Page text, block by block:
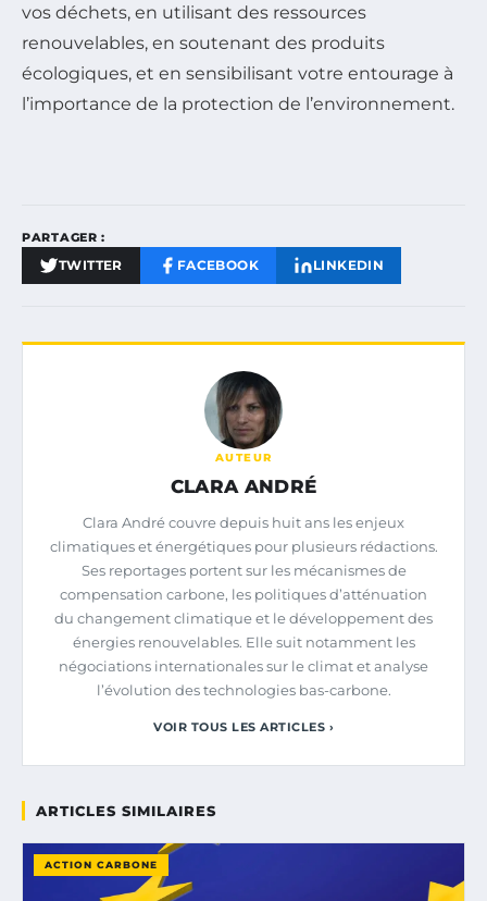
vos déchets, en utilisant des ressources
renouvelables, en soutenant des produits
écologiques, et en sensibilisant votre entourage à
l’importance de la protection de l’environnement.
PARTAGER :
TWITTER FACEBOOK LINKEDIN
AUTEUR
CLARA ANDRÉ
Clara André couvre depuis huit ans les enjeux
climatiques et énergétiques pour plusieurs rédactions.
Ses reportages portent sur les mécanismes de
compensation carbone, les politiques d’atténuation
du changement climatique et le développement des
énergies renouvelables. Elle suit notamment les
négociations internationales sur le climat et analyse
l’évolution des technologies bas-carbone.
VOIR TOUS LES ARTICLES ›
ARTICLES SIMILAIRES
ACTION CARBONE